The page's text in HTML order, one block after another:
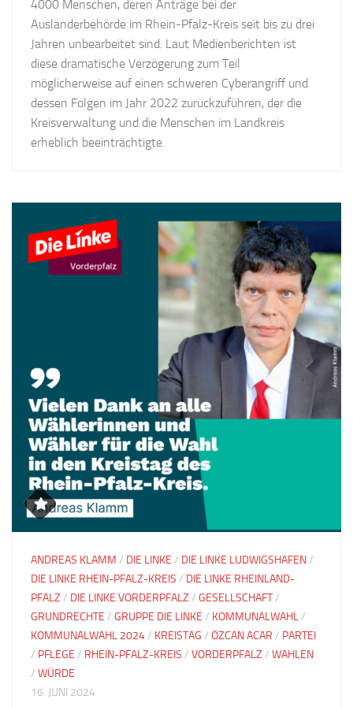
4000 Menschen, deren Anträge bei der
Ausländerbehörde im Rhein-Pfalz-Kreis seit bis zu drei
Jahren unbearbeitet sind. Laut Medienberichten ist
diese dramatische Verzögerung zum Teil
möglicherweise auf einen schweren Cyberangriff und
dessen Folgen im Jahr 2022 zurückzuführen, der die
Kreisverwaltung und die Menschen im Landkreis
erheblich beeinträchtigte.
ANDREAS KLAMM / DIE LINKE / DIE LINKE LUDWIGSHAFEN/
DIE LINKE RHEIN-PFALZ-KREIS / DIE LINKE RHEINLAND-
PFALZ / DIE LINKE VORDERPFALZ / GESELLSCHAFT/
GRUNDRECHTE / GRUPPE DIE LINKE / KOMMUNALWAHL/
KOMMUNALWAHL 2024/ KREISTAG / ÖZCAN ACAR / PARTEI
/ PFLEGE / RHEIN-PFALZ-KREIS / VORDERPFALZ / WAHLEN
/ WÜRDE
16. JUNI 2024